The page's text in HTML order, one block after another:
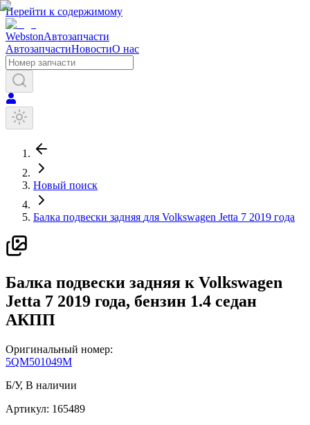
Перейти к содержимому
WebstonАвтозапчасти
АвтозапчастиНовостиО нас
Новый поиск
Балка подвески задняя для Volkswagen Jetta 7 2019 года
Балка подвески задняя к Volkswagen
Jetta 7 2019 года, бензин 1.4 седан
АКПП
Оригинальный номер:
5QM501049M
Б/У, В наличии
Артикул: 165489